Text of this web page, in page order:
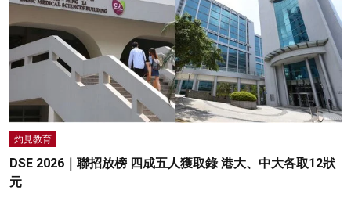
灼見教育
DSE 2026｜聯招放榜 四成五人獲取錄 港大、中大各取12狀
元